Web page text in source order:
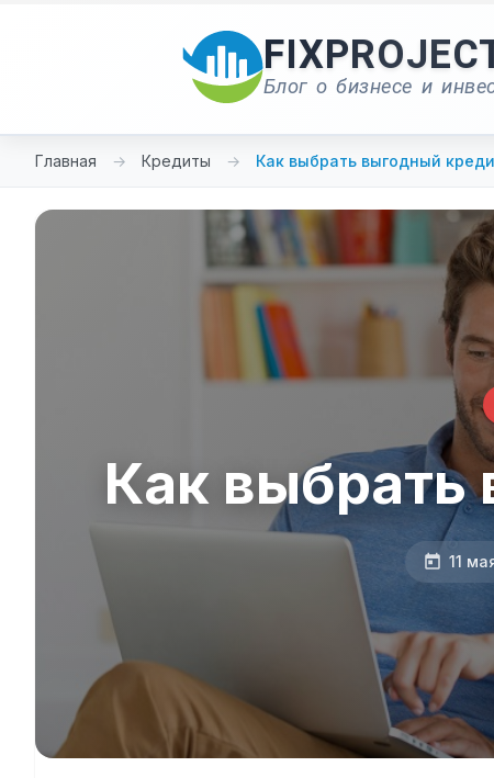
Блог о бизнесе и
Главная → Кредиты → Как выбрать выгодный
Как выбрать
11